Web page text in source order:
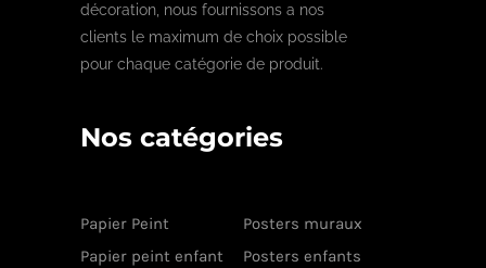
décoration, nous fournissons a nos
clients le maximum de choix possible
pour chaque catégorie de produit.
Nos catégories
Papier Peint
Posters muraux
Papier peint enfant
Posters enfants